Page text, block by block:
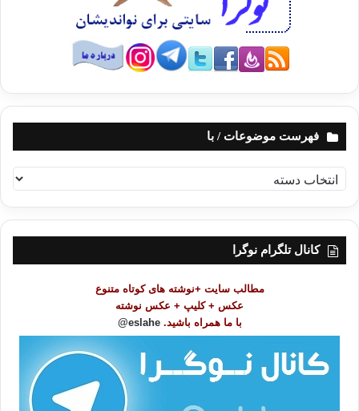
فهرست موضوعات / با
ه
ر
کانال تلگرام نوگرا
مطالب سایت +نوشته های کوتاه متنوع
عکس + کلیپ + عکس نوشته
با ما همراه باشید. eslahe@